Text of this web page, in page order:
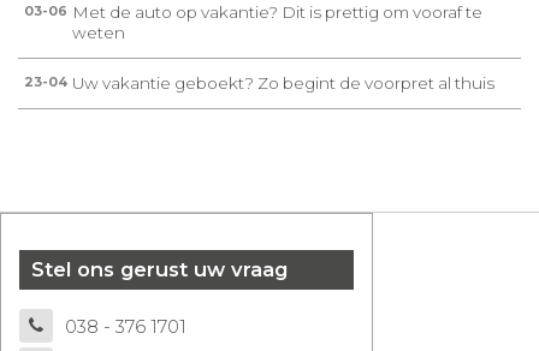
03-06 Met de auto op vakantie? Dit is prettig om vooraf te
weten
23-04 Uw vakantie geboekt? Zo begint de voorpret al thuis
Stel ons gerust uw vraag
038 - 376 1701